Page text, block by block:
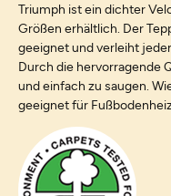
Triumph ist ein dichter
Größen erhältlich. Der
geeignet und verleiht
Durch die hervorragende
und einfach zu saugen.
geeignet für